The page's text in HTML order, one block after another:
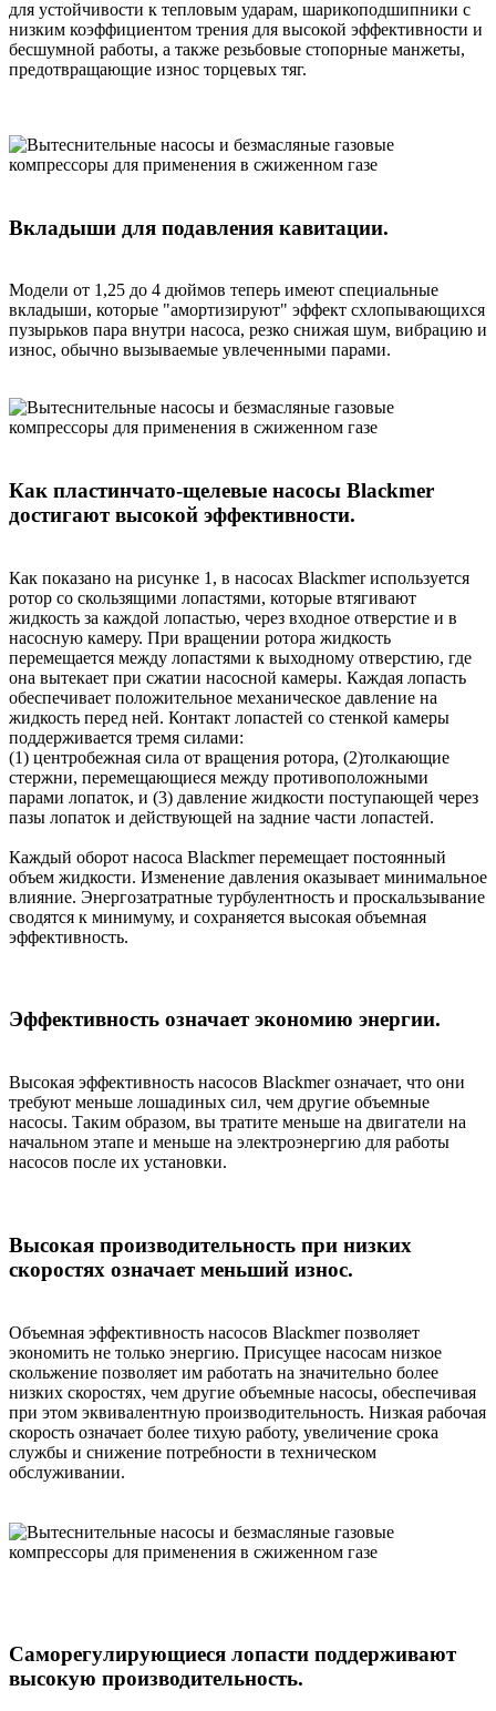
для устойчивости к тепловым ударам, шарикоподшипники с
низким коэффициентом трения для высокой эффективности и
бесшумной работы, а также резьбовые стопорные манжеты,
предотвращающие износ торцевых тяг.
Вкладыши для подавления кавитации.
Модели от 1,25 до 4 дюймов теперь имеют специальные
вкладыши, которые "амортизируют" эффект схлопывающихся
пузырьков пара внутри насоса, резко снижая шум, вибрацию и
износ, обычно вызываемые увлеченными парами.
Как пластинчато-щелевые насосы Blackmer
достигают высокой эффективности.
Как показано на рисунке 1, в насосах Blackmer используется
ротор со скользящими лопастями, которые втягивают
жидкость за каждой лопастью, через входное отверстие и в
насосную камеру. При вращении ротора жидкость
перемещается между лопастями к выходному отверстию, где
она вытекает при сжатии насосной камеры. Каждая лопасть
обеспечивает положительное механическое давление на
жидкость перед ней. Контакт лопастей со стенкой камеры
поддерживается тремя силами:
(1) центробежная сила от вращения ротора, (2)толкающие
стержни, перемещающиеся между противоположными
парами лопаток, и (3) давление жидкости поступающей через
пазы лопаток и действующей на задние части лопастей.
Каждый оборот насоса Blackmer перемещает постоянный
объем жидкости. Изменение давления оказывает минимальное
влияние. Энергозатратные турбулентность и проскальзывание
сводятся к минимуму, и сохраняется высокая объемная
эффективность.
Эффективность означает экономию энергии.
Высокая эффективность насосов Blackmer означает, что они
требуют меньше лошадиных сил, чем другие объемные
насосы. Таким образом, вы тратите меньше на двигатели на
начальном этапе и меньше на электроэнергию для работы
насосов после их установки.
Высокая производительность при низких
скоростях означает меньший износ.
Объемная эффективность насосов Blackmer позволяет
экономить не только энергию. Присущее насосам низкое
скольжение позволяет им работать на значительно более
низких скоростях, чем другие объемные насосы, обеспечивая
при этом эквивалентную производительность. Низкая рабочая
скорость означает более тихую работу, увеличение срока
службы и снижение потребности в техническом
обслуживании.
Саморегулирующиеся лопасти поддерживают
высокую производительность.